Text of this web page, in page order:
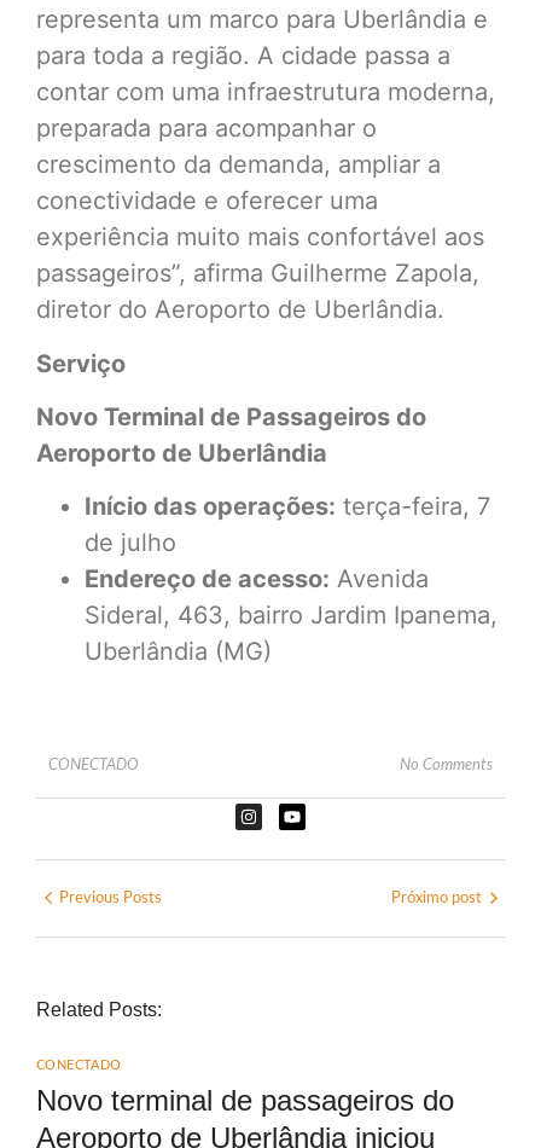
representa um marco para Uberlândia e
para toda a região. A cidade passa a
contar com uma infraestrutura moderna,
preparada para acompanhar o
crescimento da demanda, ampliar a
conectividade e oferecer uma
experiência muito mais confortável aos
passageiros”, afirma Guilherme Zapola,
diretor do Aeroporto de Uberlândia.
Serviço
Novo Terminal de Passageiros do
Aeroporto de Uberlândia
Início das operações: terça-feira, 7
de julho
Endereço de acesso: Avenida
Sideral, 463, bairro Jardim Ipanema,
Uberlândia (MG)
CONECTADO No Comments
Previous Posts Próximo post
Related Posts:
CONECTADO
Novo terminal de passageiros do
Aeroporto de Uberlândia iniciou